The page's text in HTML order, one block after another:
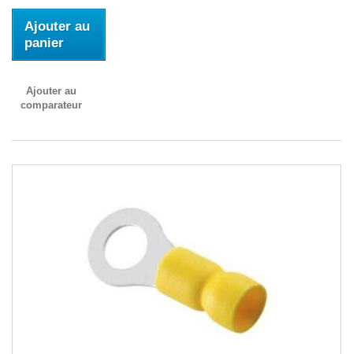
Ajouter au
panier
Ajouter au
comparateur